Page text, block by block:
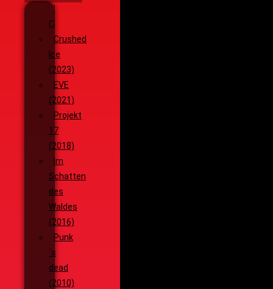
Wenja
(2025)
Crushed
Ice
(2023)
EVE
(2021)
Projekt
17
(2018)
Im
Schatten
des
Waldes
(2016)
Punk
´s
dead
(2010)